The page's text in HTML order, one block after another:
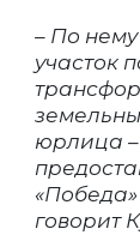
– По
участок
юрлица
говорит